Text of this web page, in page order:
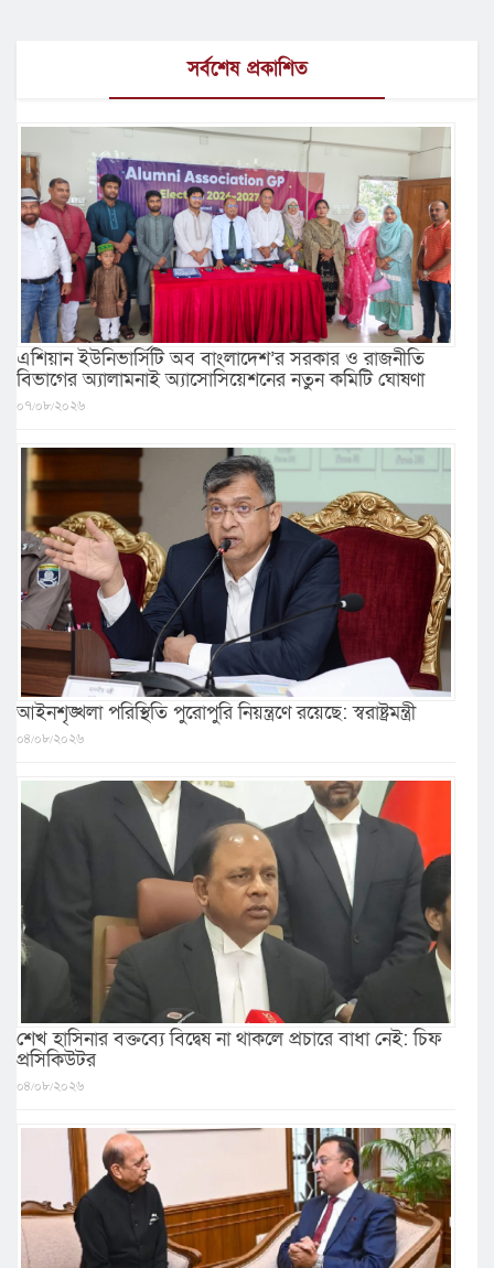
সর্বশেষ প্রকাশিত
এশিয়ান ইউনিভার্সিটি অব বাংলাদেশ’র সরকার ও রাজনীতি
বিভাগের অ্যালামনাই অ্যাসোসিয়েশনের নতুন কমিটি ঘোষণা
০৭/০৮/২০২৬
আইনশৃঙ্খলা পরিস্থিতি পুরোপুরি নিয়ন্ত্রণে রয়েছে: স্বরাষ্ট্রমন্ত্রী
০৪/০৮/২০২৬
শেখ হাসিনার বক্তব্যে বিদ্বেষ না থাকলে প্রচারে বাধা নেই: চিফ
প্রসিকিউটর
০৪/০৮/২০২৬